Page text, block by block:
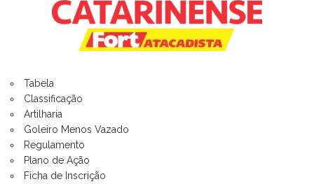
Tabela
Classificação
Artilharia
Goleiro Menos Vazado
Regulamento
Plano de Ação
Ficha de Inscrição